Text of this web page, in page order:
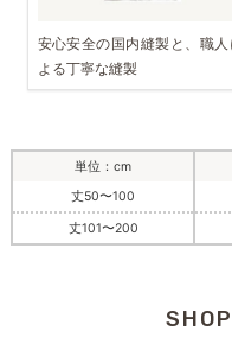
安心安全の国内縫製と、職人
よる丁寧な縫製
単位：cm
丈50〜100
丈101〜200